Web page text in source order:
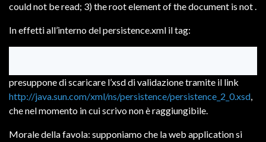
could not be read; 3) the root element of the document is not.
In effetti all’interno del persistence.xml il tag:
presuppone di scaricare l’xsd di validazione tramite il link
http://java.sun.com/xml/ns/persistence/persistence_2_0.xsd,
che nel momento in cui scrivo non è raggiungibile.
Morale della favola: supponiamo che la web application si